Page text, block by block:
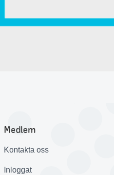
Medlem
Kontakta oss
Inloggat